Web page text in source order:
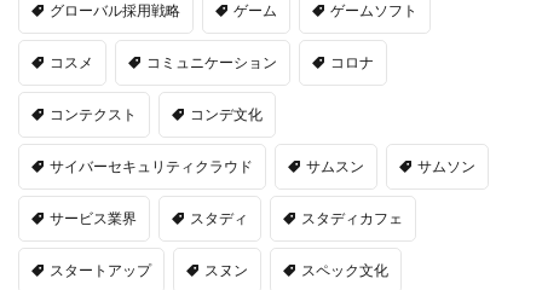
グローバル採用戦略 ゲーム ゲームソフト
コスメ コミュニケーション コロナ
コンテクスト コンデ文化
サイバーセキュリティクラウド サムスン サムソン
サービス業界 スタディ スタディカフェ
スタートアップ スヌン スペック文化